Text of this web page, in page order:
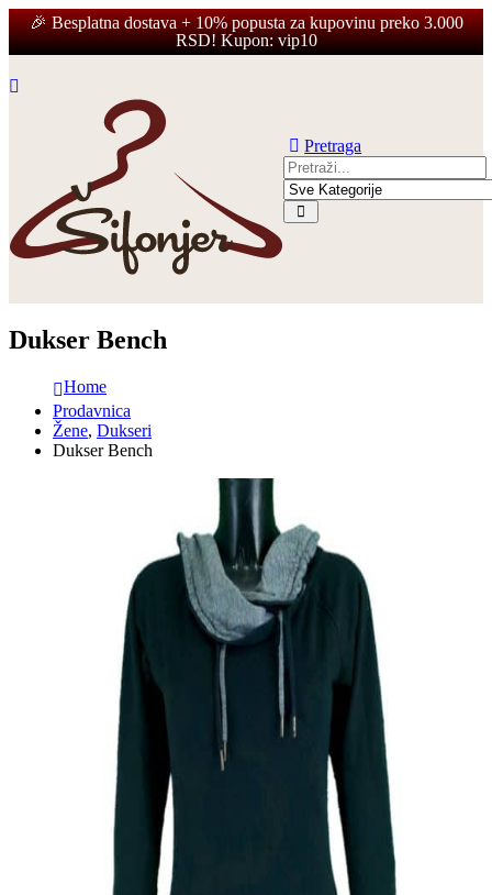
🎉 Besplatna dostava + 10% popusta za kupovinu preko 3.000
RSD! Kupon: vip10
Pretraga
Dukser Bench
Home
Prodavnica
Žene, Dukseri
Dukser Bench